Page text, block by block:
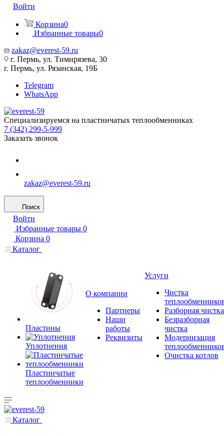
Войти
Корзина0
Избранные товары0
zakaz@everest-59.ru
г. Пермь, ул. Тимирязева, 30
г. Пермь, ул. Рязанская, 19Б
Telegram
WhatsApp
Специализируемся на пластинчатых теплообменниках
7 (342) 299-5-999
Заказать звонок
zakaz@everest-59.ru
Поиск
Войти
Избранные товары 0
Корзина 0
Каталог
Пластины
Уплотнения
Пластинчатые
теплообменники
О компании
Партнеры
Наши
работы
Реквизиты
Услуги
Чистка
Разборная чистка
Безразборная
чистка
Модернизация
Очистка котлов
Каталог